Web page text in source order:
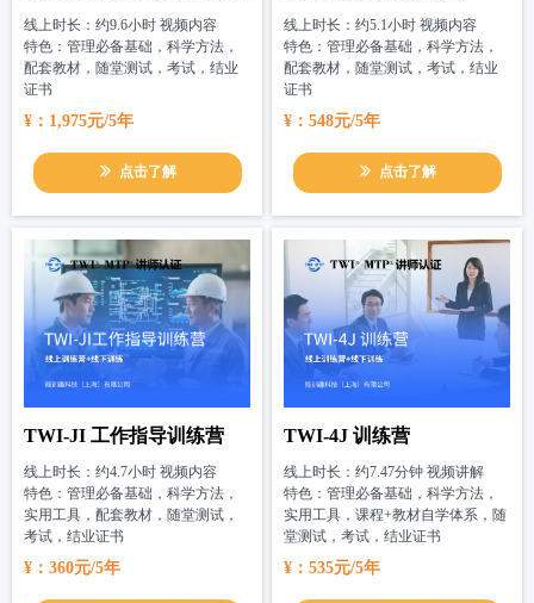
线上时长：约9.6小时 视频内容
特色：管理必备基础，科学方法，
配套教材，随堂测试，考试，结业
证书
¥：1,975元/5年
ꅀ 点击了解
线上时长：约5.1小时 视频内容
特色：管理必备基础，科学方法，
配套教材，随堂测试，考试，结业
证书
¥：548元/5年
ꅀ 点击了解
TWI-JI 工作指导训练营
线上时长：约4.7小时 视频内容
特色： 管理必备基础，科学方法，
实用工具，配套教材，随堂测试，
考试，结业证书
¥：360元/5年
TWI-4J 训练营
线上时长：约7.47分钟 视频讲解
特色：管理必备基础，科学方法，
实用工具，课程+教材自学体系，随
堂测试，考试，结业证书
¥：535元/5年